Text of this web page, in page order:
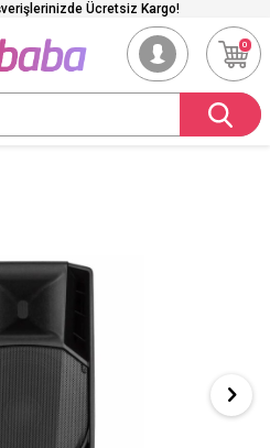
Ücretsiz Kargo!
0